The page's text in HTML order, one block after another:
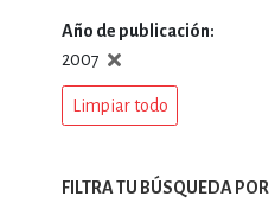
Año de publicación
2007
Limpiar todo
FILTRA TU BÚSQUEDA POR